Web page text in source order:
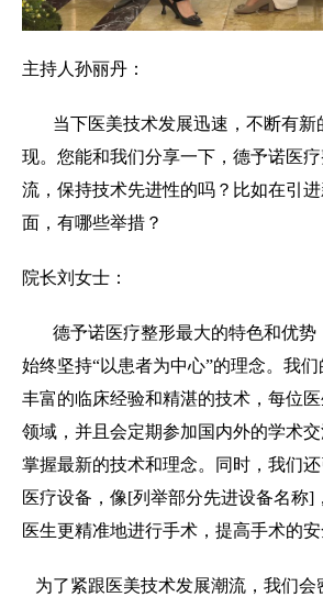
主持人孙丽丹：
当下医美技术发展迅速，不断有新
现。您能和我们分享一下，德予诺医
流，保持技术先进性的吗？比如在引
面，有哪些举措？
院长刘女士：
德予诺医疗整形最大的特色和优势
始终坚持“以患者为中心”的理念。我
丰富的临床经验和精湛的技术，每位
领域，并且会定期参加国内外的学术
掌握最新的技术和理念。同时，我们
医疗设备，像[列举部分先进设备名称]
医生更精准地进行手术，提高手术的安
为了紧跟医美技术发展潮流，我们会